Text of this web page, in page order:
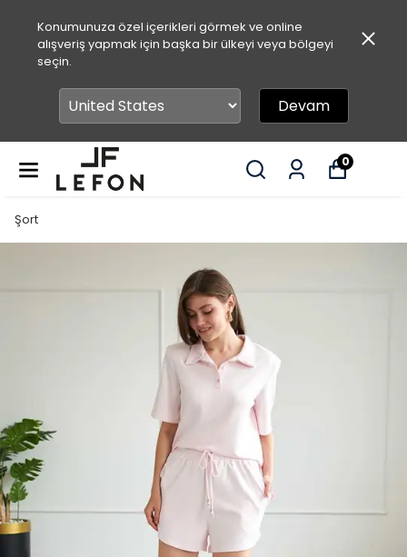
Konumunuza özel içerikleri görmek ve online
alışveriş yapmak için başka bir ülkeyi veya bölgeyi
seçin.
Devam
0
Şort